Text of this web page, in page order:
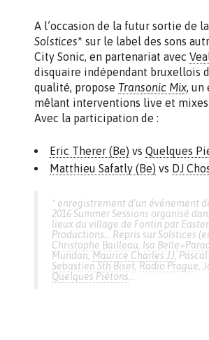
A l’occasion de la futur sortie de
Solstices* sur le label des sons
City Sonic, en partenariat avec
disquaire indépendant bruxellois
qualité, propose Transonic Mix, un
mêlant interventions live et
Avec la participation de :
Eric Therer (Be) vsQuelques
Matthieu Safatly (Be) vs DJ
* enregistrement d’un événement
2016 Summer Sessions organisé
lieux du village de Fontin par
Productions… Repris surSolstices
Christophe Bailleau Isa Belle+
Mundan, Maurice Charles JJ ,
Sebastien Sth Biset Radio Prague ,
Quelques Piétons